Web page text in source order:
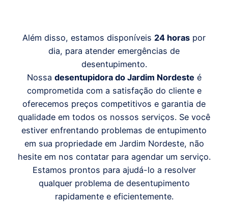
Além disso, estamos disponíveis 24 horas por
dia, para atender emergências de
desentupimento.
Nossa desentupidora do Jardim Nordeste é
comprometida com a satisfação do cliente e
oferecemos preços competitivos e garantia de
qualidade em todos os nossos serviços. Se você
estiver enfrentando problemas de entupimento
em sua propriedade em Jardim Nordeste, não
hesite em nos contatar para agendar um serviço.
Estamos prontos para ajudá-lo a resolver
qualquer problema de desentupimento
rapidamente e eficientemente.